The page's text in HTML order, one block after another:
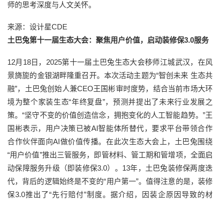
师的思考深度与人文关怀。
来源：设计星CDE
土巴兔第十一届生态大会：聚焦用户价值，启动装修保3.0服务
12月18日，2025第十一届土巴兔生态大会移师江城武汉，在风
景旖旎的金银湖畔隆重召开。本次活动主题为“智创未来 生态共
融”，土巴兔创始人兼CEO王国彬审时度势，结合当前市场大环
境为整个家装生态“年终复盘”，预测并提出了未来行业发展之
策。“坚守不变的价值创造信念，拥抱变化的人工智能趋势。”王
国彬表示，用户决策已被AI智能体所替代，要求平台带领合作
合作伙伴面向AI做价值传播。在此次生态大会上，土巴兔围绕
“用户价值”推出三管服务，即管材料、管工期和管增项，全面启
动保障服务升级（即装修保3.0）。13年，土巴兔装修保两度迭
代，背后的逻辑始终是不变的“用户第一”。值得注意的是，装修
保3.0推出了“先行赔付”制度。据介绍，因装企原因导致的材